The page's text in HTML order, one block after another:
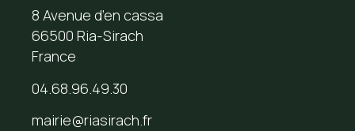
8 Avenue d’en cassa
66500 Ria-Sirach
France
04.68.96.49.30
mairie@riasirach.fr